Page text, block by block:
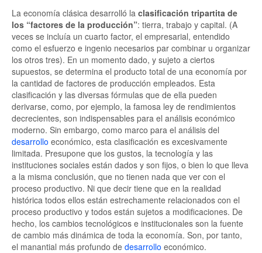
La economía clásica desarrolló la clasificación tripartita de
los “factores de la producción”: tierra, trabajo y capital. (A
veces se incluía un cuarto factor, el empresarial, entendido
como el esfuerzo e ingenio necesarios par combinar u organizar
los otros tres). En un momento dado, y sujeto a ciertos
supuestos, se determina el producto total de una economía por
la cantidad de factores de producción empleados. Esta
clasificación y las diversas fórmulas que de ella pueden
derivarse, como, por ejemplo, la famosa ley de rendimientos
decrecientes, son indispensables para el análisis económico
moderno. Sin embargo, como marco para el análisis del
desarrollo económico, esta clasificación es excesivamente
limitada. Presupone que los gustos, la tecnología y las
instituciones sociales están dados y son fijos, o bien lo que lleva
a la misma conclusión, que no tienen nada que ver con el
proceso productivo. Ni que decir tiene que en la realidad
histórica todos ellos están estrechamente relacionados con el
proceso productivo y todos están sujetos a modificaciones. De
hecho, los cambios tecnológicos e institucionales son la fuente
de cambio más dinámica de toda la economía. Son, por tanto,
el manantial más profundo de desarrollo económico.